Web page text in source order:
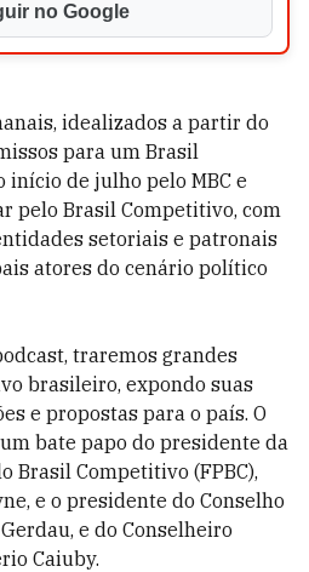
no Google
idealizados a partir do
para um Brasil
início de julho pelo MBC e
pelo Brasil Competitivo, com
setoriais e patronais
atores do cenário político
traremos grandes
brasileiro, expondo suas
e propostas para o país. O
bate papo do presidente da
Brasil Competitivo (FPBC),
e o presidente do Conselho
e do Conselheiro
Caiuby.